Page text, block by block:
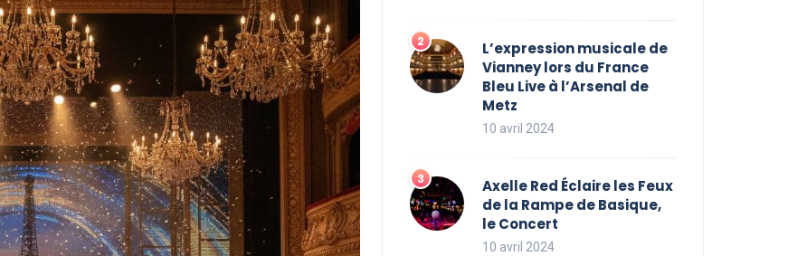
L’expression musicale de
Vianney lors du France
Bleu Live à l’Arsenal de
Metz
10 avril 2024
Axelle Red Éclaire les Feux
de la Rampe de Basique,
le Concert
10 avril 2024